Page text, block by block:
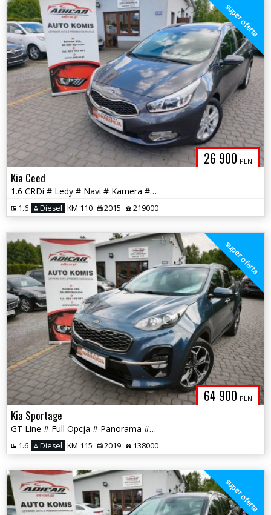
26 900 PLN
super oferta
Kia Ceed
1.6 CRDi # Ledy # Navi # Kamera # Isofix # PDC # Felga # GWARANCJA!!!
1.6 Diesel KM 110 2015 219000
64 900 PLN
super oferta
Kia Sportage
GT Line # Full Opcja # Panorama # Navi # Full Serwis !!! GWARANCJA !!!
1.6 Diesel KM 115 2019 138000
super oferta